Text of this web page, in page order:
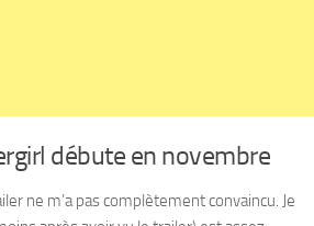
débute en novembre
ne m’a pas complètement convaincu. Je